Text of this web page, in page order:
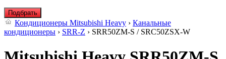
Подбрать
Кондиционеры Mitsubishi Heavy › Канальные
кондиционеры › SRR-Z › SRR50ZМ-S / SRC50ZSX-W